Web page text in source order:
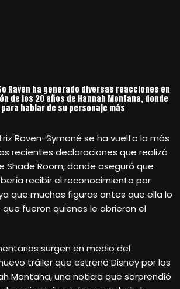
Raven ha generado diversas reacciones en
de los 20 años de Hannah Montana, donde
hablar de su personaje más
Raven-Symoné se ha vuelto la más
recientes declaraciones que realizó
Shade Room, donde aseguró que
recibir el reconocimiento por
que muchas figuras antes que ella lo
fueron quienes le abrieron el
surgen en medio del
tráiler que estrenó Disney por los
Montana, una noticia que sorprendió